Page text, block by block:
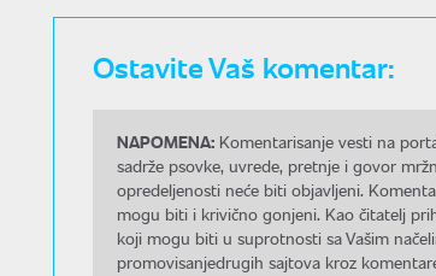
Ostavite Vaš komentar:
NAPOMENA: Komentarisanje vesti na
sadrže psovke, uvrede, pretnje i govor
opredeljenosti neće biti objavljeni.
mogu biti i krivično gonjeni. Kao čitatelj
koji mogu biti u suprotnosti sa Vašim
promovisanjedrugih sajtova kroz